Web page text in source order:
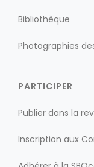
Bibliothèque
Photographies
PARTICIPER
Publier dans la
Inscription aux